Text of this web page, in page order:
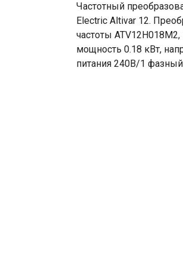
Частотный
Electric Altivar 12.
частоты
мощность 0.18 кВт,
питания 240В/1 фазный